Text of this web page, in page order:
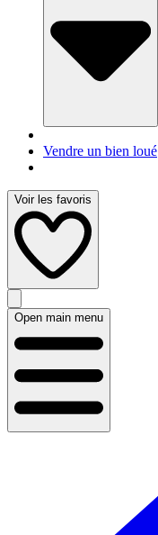
Vendre un bien loué
Voir les favoris
Open main menu